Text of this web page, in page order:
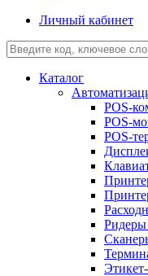
Личный кабинет
Каталог
POS-
POS-
POS-
Ридеры